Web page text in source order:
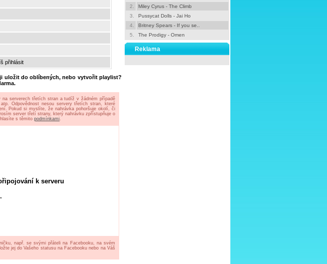
přihlásit
uložit do oblíbených, nebo vytvořit playlist?
na serverech třetích stran a tudíž v žádném případě
Odpovědnost nesou servery třetích stran, které
Pokud si myslíte, že nahrávka pohoršuje okolí, či
server třetí strany, který nahrávku zpřístupňuje o
s těmito podmínkami.
k serveru
např. se svými přáteli na Facebooku, na svém
jej do Vašeho statusu na Facebooku nebo na Váš
2.
Miley Cyrus - The Climb
3.
Pussycat Dolls - Jai Ho
4.
Britney Spears - If you se..
5.
The Prodigy - Omen
Reklama